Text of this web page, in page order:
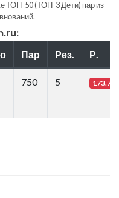
ТОП-50 (ТОП-3 Дети) пар из
Пар Рез. Р.
750 5 173.76